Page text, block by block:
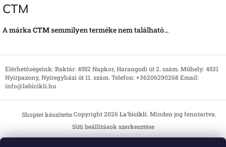
CTM
A márka CTMsemmilyen terméke nem található...
á
b
é
Elérhetőségeink: Raktár: 4552 Napkor, Harangodi út 2. szám. Műhely: 4531
Nyírpazony, Nyíregyházi út 11. szám. Telefon: +36206290268 Email:
info@labicikli.hu
Shoptet készítette Copyright 2026La'bicikli. Minden jog fenntartva.
Süti beállítások szerkesztése